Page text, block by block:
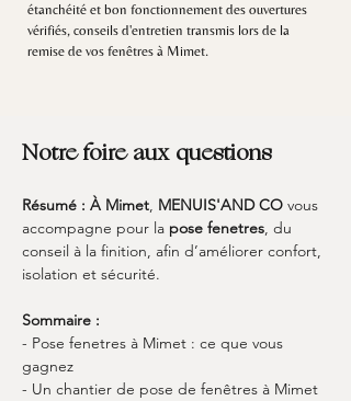
étanchéité et bon fonctionnement des ouvertures
vérifiés, conseils d'entretien transmis lors de la
remise de vos fenêtres à Mimet.
Notre foire aux questions
Résumé : À Mimet, MENUIS'AND CO vous
accompagne pour la pose fenetres, du
conseil à la finition, afin d’améliorer confort,
isolation et sécurité.
Sommaire :
- Pose fenetres à Mimet : ce que vous
gagnez
- Un chantier de pose de fenêtres à Mimet